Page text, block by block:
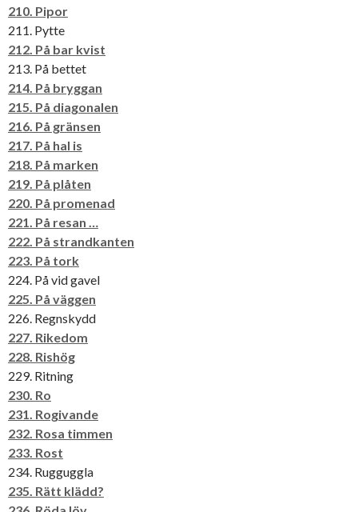
210. Pipor
211. Pytte
212. På bar kvist
213. På bettet
214. På bryggan
215. På diagonalen
216. På gränsen
217. På hal is
218. På marken
219. På plåten
220. På promenad
221. På resan …
222. På strandkanten
223. På tork
224. På vid gavel
225. På väggen
226. Regnskydd
227. Rikedom
228. Rishög
229. Ritning
230. Ro
231. Rogivande
232. Rosa timmen
233. Rost
234. Rugguggla
235. Rätt klädd?